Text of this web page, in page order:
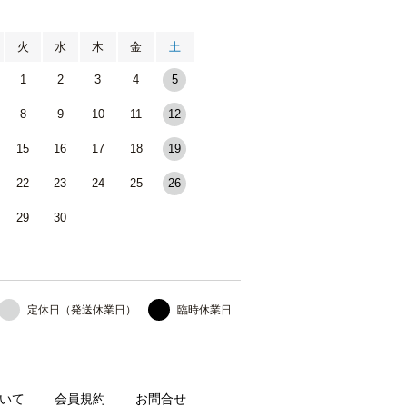
火 水 木 金 土
1 2 3 4 5
8 9 10 11 12
15 16 17 18 19
22 23 24 25 26
29 30
定休日（発送休業日） 臨時休業日
て 会員規約 お問合せ